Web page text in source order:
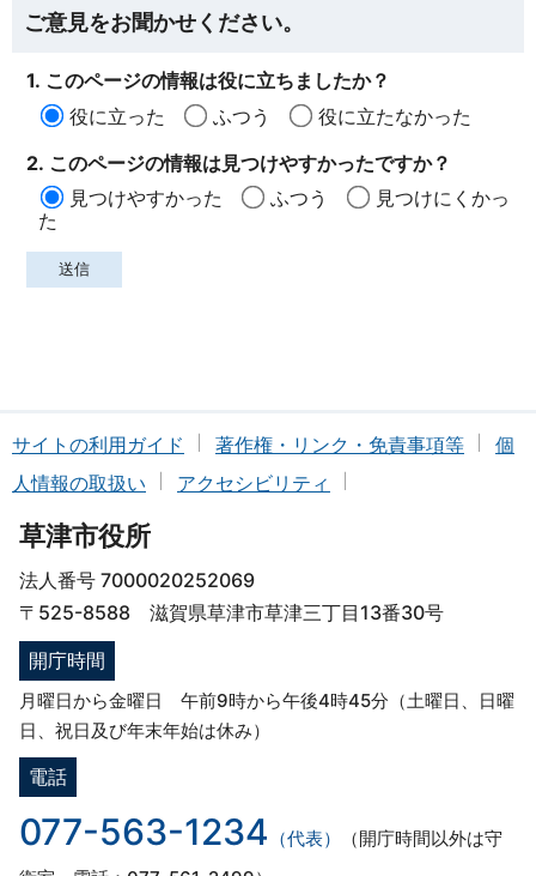
ご意見をお聞かせください。
1. このページの情報は役に立ちましたか？
役に立った
ふつう
役に立たなかった
2. このページの情報は見つけやすかったですか？
見つけやすかった
ふつう
見つけにくかっ
た
サイトの利用ガイド 著作権・リンク・免責事項等
個
人情報の取扱い
アクセシビリティ
草津市役所
法人番号 7000020252069
〒525-8588 滋賀県草津市草津三丁目13番30号
開庁時間
月曜日から金曜日 午前9時から午後4時45分（土曜日、日曜
日、祝日及び年末年始は休み）
電話
077-563-1234 （代表）
（開庁時間以外は守